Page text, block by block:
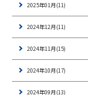
2025年01月(11)
2024年12月(11)
2024年11月(15)
2024年10月(17)
2024年09月(13)